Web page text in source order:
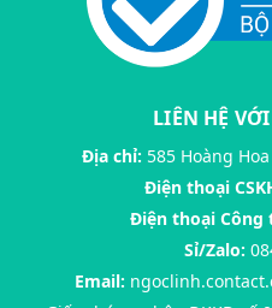
LIÊN HỆ
Địa chỉ: 585 Hoàng
Điện thoại
Điện thoại Công
Sỉ/Zalo:
Email: